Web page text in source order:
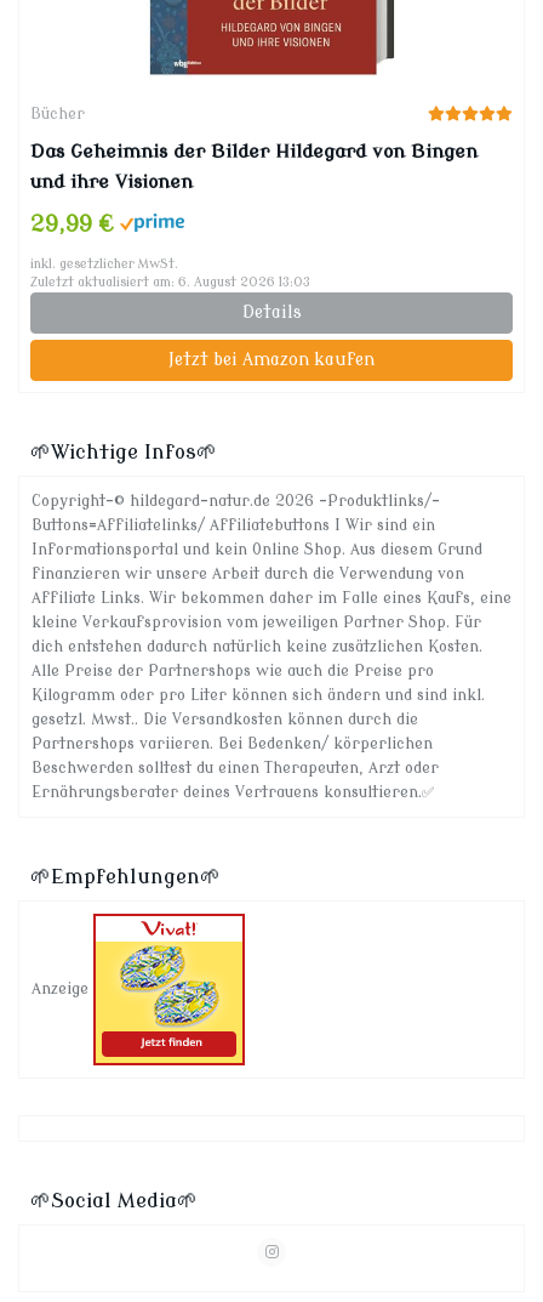
Bücher
Das Geheimnis der Bilder Hildegard von Bingen
und ihre Visionen
29,99 €
inkl. gesetzlicher MwSt.
Zuletzt aktualisiert am: 6. August 2026 13:03
Details
Jetzt bei Amazon kaufen
🌱Wichtige Infos🌱
Copyright-© hildegard-natur.de 2026 -Produktlinks/-
Buttons=Affiliatelinks/ Affiliatebuttons I Wir sind ein
Informationsportal und kein Online Shop. Aus diesem Grund
finanzieren wir unsere Arbeit durch die Verwendung von
Affiliate Links. Wir bekommen daher im Falle eines Kaufs, eine
kleine Verkaufsprovision vom jeweiligen Partner Shop. Für
dich entstehen dadurch natürlich keine zusätzlichen Kosten.
Alle Preise der Partnershops wie auch die Preise pro
Kilogramm oder pro Liter können sich ändern und sind inkl.
gesetzl. Mwst.. Die Versandkosten können durch die
Partnershops variieren. Bei Bedenken/ körperlichen
Beschwerden solltest du einen Therapeuten, Arzt oder
Ernährungsberater deines Vertrauens konsultieren.✅
🌱Empfehlungen🌱
Anzeige
🌱Social Media🌱